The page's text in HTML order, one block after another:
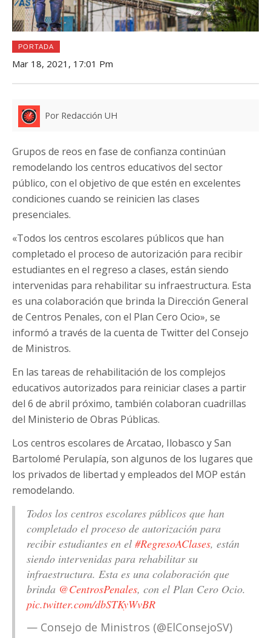
PORTADA
Mar 18, 2021, 17:01 Pm
Por Redacción UH
Grupos de reos en fase de confianza continúan
remodelando los centros educativos del sector
público, con el objetivo de que estén en excelentes
condiciones cuando se reinicien las clases
presenciales.
«Todos los centros escolares públicos que han
completado el proceso de autorización para recibir
estudiantes en el regreso a clases, están siendo
intervenidas para rehabilitar su infraestructura. Esta
es una colaboración que brinda la Dirección General
de Centros Penales, con el Plan Cero Ocio», se
informó a través de la cuenta de Twitter del Consejo
de Ministros.
En las tareas de rehabilitación de los complejos
educativos autorizados para reiniciar clases a partir
del 6 de abril próximo, también colaboran cuadrillas
del Ministerio de Obras Públicas.
Los centros escolares de Arcatao, Ilobasco y San
Bartolomé Perulapía, son algunos de los lugares que
los privados de libertad y empleados del MOP están
remodelando.
Todos los centros escolares públicos que han
completado el proceso de autorización para
recibir estudiantes en el #RegresoAClases, están
siendo intervenidas para rehabilitar su
infraestructura. Esta es una colaboración que
brinda @CentrosPenales, con el Plan Cero Ocio.
pic.twitter.com/dbSTKyWvBR
— Consejo de Ministros (@ElConsejoSV)